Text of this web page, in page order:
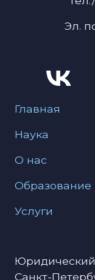
Эл.
Меню для
Главная
Наука
О нас
Образование
Услуги
Юридический
Санкт-